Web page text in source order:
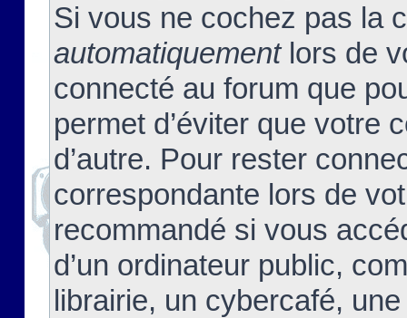
Si vous ne cochez pas la
automatiquementlors de
connecté au forum que
permet d’éviter que votre
d’autre. Pour rester
correspondante lors de
recommandé si vous
d’un ordinateur public,
librairie, un cybercafé,